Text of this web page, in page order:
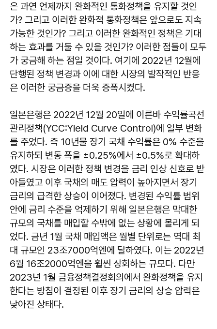
은 과연 언제까지 완화적인 통화정책을 유지할 것인
가? 그리고 이러한 완화적 통화정책은 앞으로도 지속
가능한 것인가? 그리고 이러한 완화적인 정책은 기대
하는 효과를 거둘 수 있을 것인가? 이러한 점들이 모두
가 궁금해 하는 점일 것이다. 여기에 2022년 12월에
단행된 정책 변경과 이에 대한 시장의 발작적인 반응
은 이러한 궁금증을 더욱 증폭시켰다.
일본은행은 2022년 12월 20일에 이른바 수익률곡선
관리정책(YCC:Yield Curve Control)에 일부 변화
를 주었다. 즉 10년물 장기 국채 수익률은 0% 수준을
유지하되 변동 폭을 ±0.25%에서 ±0.5%로 확대하
였다. 시장은 이러한 정책 변경을 금리 인상 신호로 받
아들였고 이후 국채의 매도 압력이 높아지면서 장기
금리의 급격한 상승이 이어졌다. 변경된 수익률 범위
안에 금리 수준을 억제하기 위해 일본은행은 막대한
규모의 국채를 매입할 수밖에 없는 상황에 몰리게 되
었다. 금년 1월 국채 매입액은 월별 단위로는 역대 최
대 규모인 23조7000억엔에 달하였다. 이는 2022년
6월 16조2000억엔을 훨씬 상회하는 규모다. 다만
2023년 1월 금융정책결정회의에서 완화정책을 유지
한다는 방침이 결정된 이후 장기 금리의 상승 압력은
낮아진 상태다.